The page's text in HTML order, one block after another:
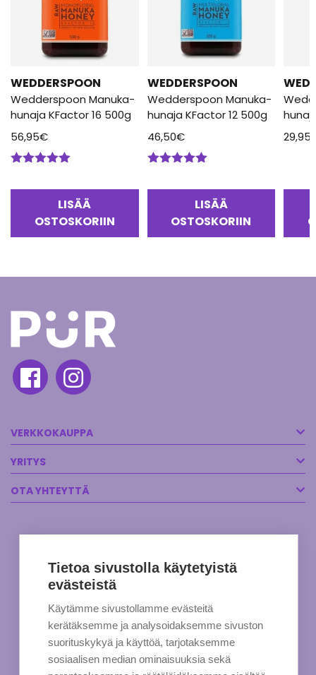
WEDDERSPOON
Wedderspoon Manuka-
hunaja KFactor 16 500g
56,95€
LISÄÄ
OSTOSKORIIN
WEDDERSPOON
Wedderspoon Manuka-
hunaja KFactor 12 500g
46,50€
LISÄÄ
OSTOSKORIIN
29,95
VERKKOKAUPPA
YRITYS
OTA YHTEYTTÄ
Tietoa sivustolla käytetyistä
evästeistä
Käytämme sivustollamme evästeitä
kerätäksemme ja analysoidaksemme sivuston
suorituskykyä ja käyttöä, tarjotaksemme
sosiaalisen median ominaisuuksia sekä